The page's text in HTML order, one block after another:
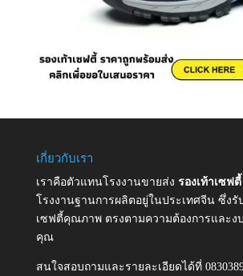
เกี่ยวกับเรา
เราคือตัวแทนโรงงานขายส่ง รองเท้าเซฟตี้
โรงงานฐานการผลิตอยู่ในประเทศจีน ซึ่งรั
เซฟตี้คุณภาพ ตรงตามความต้องการและง
คุณ
สนใจสอบถามและรายละเอียดได้ที่